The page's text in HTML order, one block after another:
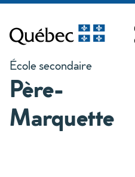
École secondaire
Père-
Marquette